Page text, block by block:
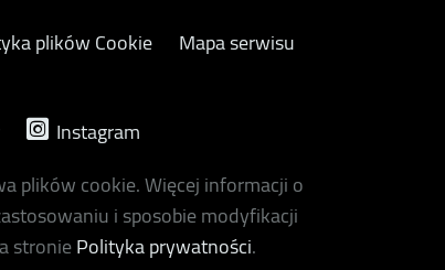
plików Cookie
Mapa serwisu
Instagram
plików cookie. Więcej informacji o
i sposobie modyfikacji
stroniePolityka prywatności.